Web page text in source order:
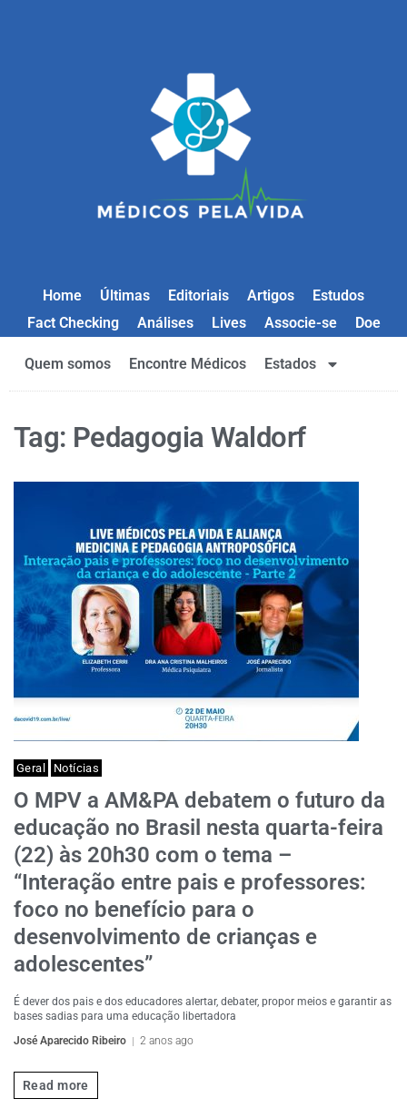
Home Últimas Editoriais Artigos
Estudos
Fact Checking
Análises Lives Associe-se Doe
Quem somos Encontre Médicos Estados
Tag: Pedagogia Waldorf
Geral Notícias
O MPV a AM&PA debatem o futuro da
educação no Brasil nesta quarta-feira
(22) às 20h30 com o tema –
“Interação entre pais e professores:
foco no benefício para o
desenvolvimento de crianças e
adolescentes”
É dever dos pais e dos educadores alertar, debater, propor meios e garantir as
bases sadias para uma educação libertadora
José Aparecido Ribeiro
2 anos ago
Read more